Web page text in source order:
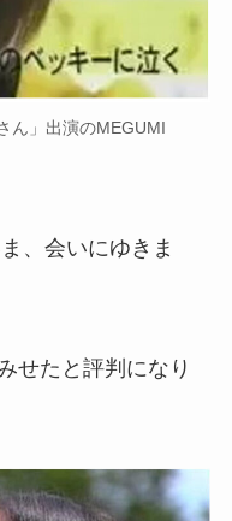
ん」出演のMEGUMI
、会いにゆきま
せたと評判になり